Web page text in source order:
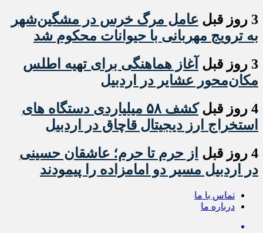
3 روز قبل
عامل مرگ خرس در مشگین‌شهر
به ترویج مهربانی با حیوانات محکوم شد
3 روز قبل
آغاز هماهنگی برای تهیه اطلس
مکان‌محور عشایر در اردبیل
4 روز قبل
کشف ۵۸ میلیاردی دستگاه های
استخراج ارز دیجیتال قاچاق در اردبیل
4 روز قبل
از حرم تا حرم؛ عاشقان حسینی
در اردبیل مسیر دو امامزاده را پیمودند
تماس با ما
درباره ما